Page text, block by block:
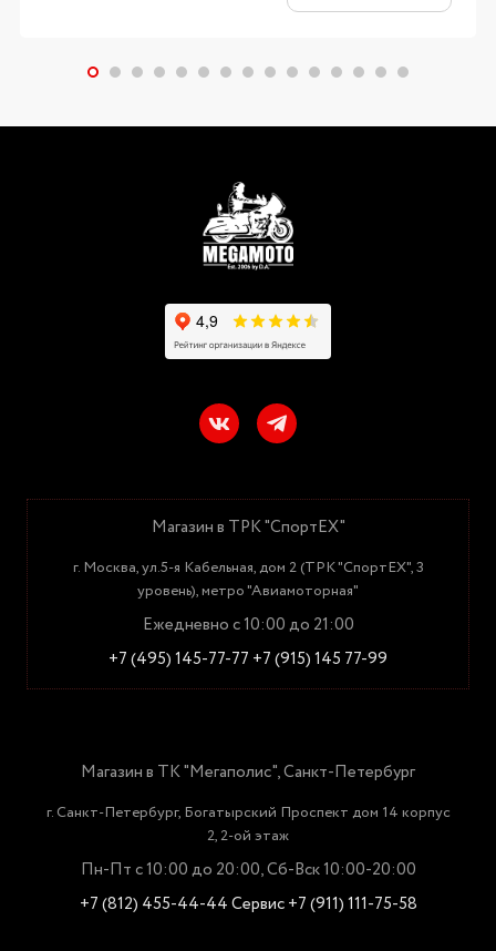
Магазин в ТРК "СпортЕХ"
г. Москва, ул.5-я Кабельная, дом 2 (ТРК "СпортЕХ", 3
уровень), метро "Авиамоторная"
Ежедневно с 10:00 до 21:00
+7 (495) 145-77-77 +7 (915) 145 77-99
Магазин в ТК "Мегаполис", Санкт-Петербург
г. Санкт-Петербург, Богатырский Проспект дом 14 корпус
2, 2-ой этаж
Пн-Пт с 10:00 до 20:00, Сб-Вск 10:00-20:00
+7 (812) 455-44-44Сервис +7 (911) 111-75-58